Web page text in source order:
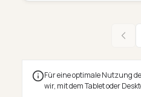
Für eine optimale Nutzung
wir, mit dem Tablet oder